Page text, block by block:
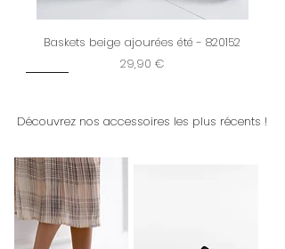
Baskets beige ajourées été - 820152
Prix
29,90 €
Découvrez nos accessoires les plus récents !